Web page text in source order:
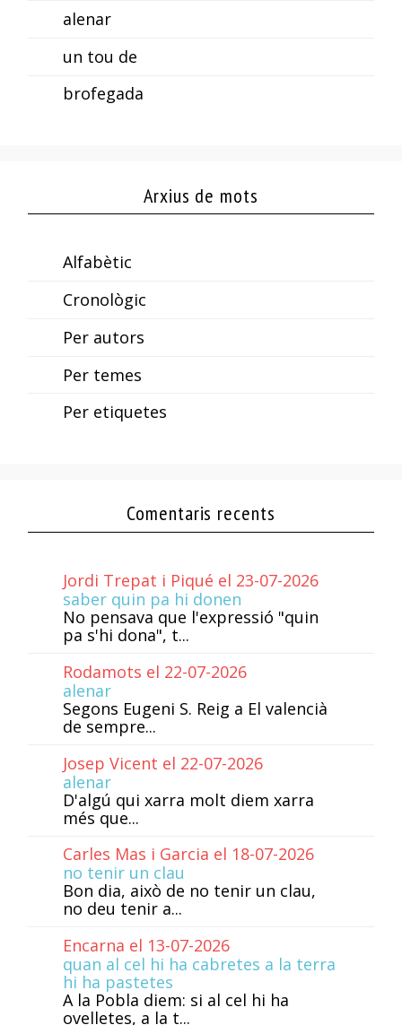
alenar
un tou de
brofegada
Arxius de mots
Alfabètic
Cronològic
Per autors
Per temes
Per etiquetes
Comentaris recents
Jordi Trepat i Piqué el 23-07-2026
saber quin pa hi donen
No pensava que l'expressió "quin
pa s'hi dona", t...
Rodamots el 22-07-2026
alenar
Segons Eugeni S. Reig a El valencià
de sempre...
Josep Vicent el 22-07-2026
alenar
D'algú qui xarra molt diem xarra
més que...
Carles Mas i Garcia el 18-07-2026
no tenir un clau
Bon dia, això de no tenir un clau,
no deu tenir a...
Encarna el 13-07-2026
quan al cel hi ha cabretes a la terra
hi ha pastetes
A la Pobla diem: si al cel hi ha
ovelletes, a la t...